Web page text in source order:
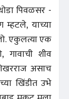
पिवळसर -
याच्या
एकुलत्या एक
गावाची शीव
असाच
खिंडीत उभे